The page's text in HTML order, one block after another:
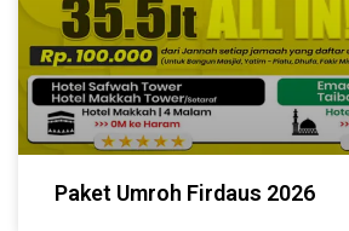
Paket Umroh Firdaus 2026